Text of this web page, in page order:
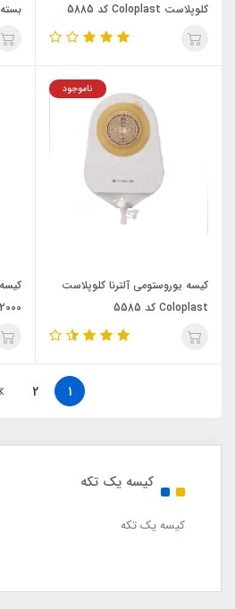
کلوپلاست Coloplast کد 5885
کد 5787
ناموجود
کیسه یوروستومی آلترنا کلوپلاست
Coloplast کد 5585
6100
1
2
کیسه یک تکه
کیسه یک تکه